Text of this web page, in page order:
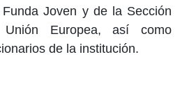
Joven y de la Sección
Europea, así como
de la institución.